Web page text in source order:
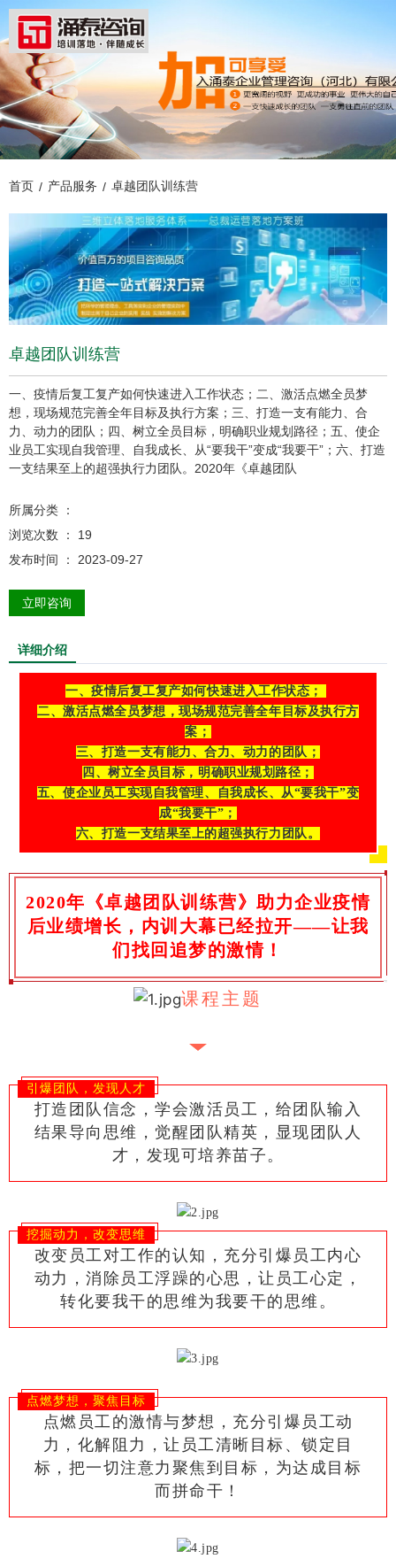
首页 / 产品服务 / 卓越团队训练营
卓越团队训练营
一、疫情后复工复产如何快速进入工作状态；二、激活点燃全员梦
想，现场规范完善全年目标及执行方案；三、打造一支有能力、合
力、动力的团队；四、树立全员目标，明确职业规划路径；五、使企
业员工实现自我管理、自我成长、从“要我干”变成“我要干”；六、打造
一支结果至上的超强执行力团队。2020年《卓越团队
所属分类 ：
浏览次数 ： 19
发布时间 ： 2023-09-27
立即咨询
详细介绍
一、疫情后复工复产如何快速进入工作状态；
二、激活点燃全员梦想，现场规范完善全年目标及执行方
案；
三、打造一支有能力、合力、动力的团队；
四、树立全员目标，明确职业规划路径；
五、使企业员工实现自我管理、自我成长、从“要我干”变
成“我要干”；
六、打造一支结果至上的超强执行力团队。
2020年《卓越团队训练营》助力企业疫情
后业绩增长，内训大幕已经拉开——让我
们找回追梦的激情！
课程主题
引爆团队，发现人才
打造团队信念，学会激活员工，给团队输入
结果导向思维，觉醒团队精英，显现团队人
才，发现可培养苗子。
挖掘动力，改变思维
改变员工对工作的认知，充分引爆员工内心
动力，消除员工浮躁的心思，让员工心定，
转化要我干的思维为我要干的思维。
点燃梦想，聚焦目标
点燃员工的激情与梦想，充分引爆员工动
力，化解阻力，让员工清晰目标、锁定目
标，把一切注意力聚焦到目标，为达成目标
而拼命干！